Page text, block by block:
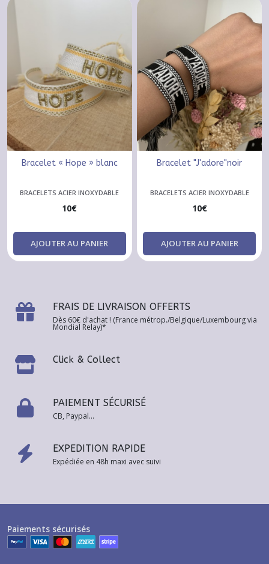
Bracelet « Hope » blanc
BRACELETS ACIER INOXYDABLE
10€
AJOUTER AU PANIER
Bracelet "J'adore"noir
BRACELETS ACIER INOXYDABLE
10€
AJOUTER AU PANIER
FRAIS DE LIVRAISON OFFERTS
Dès 60€ d'achat ! (France métrop./Belgique/Luxembourg via
Mondial Relay)*
Click & Collect
PAIEMENT SÉCURISÉ
CB, Paypal...
EXPEDITION RAPIDE
Expédiée en 48h maxi avec suivi
Paiements sécurisés